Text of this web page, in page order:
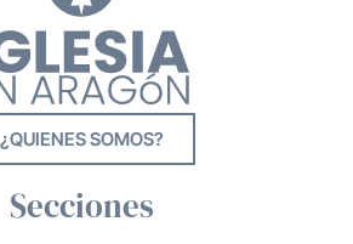
¿QUIENES SOMOS?
Secciones